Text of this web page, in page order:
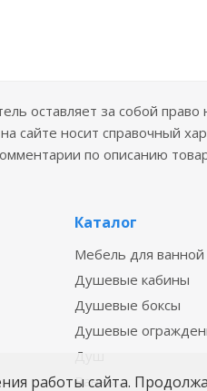
оставляет за собой
сайте носит справочный
по описанию
Каталог
Мебель для ванной
Душевые кабины
Душевые боксы
Душевые
Душ
Ванны
работы сайта.